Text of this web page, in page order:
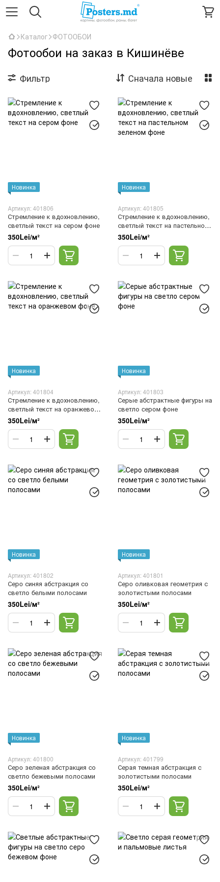
Каталог ФОТООБОИ
Фотообои на заказ в Кишинёве
Фильтр Сначала новые
Новинка
Артикул: 401806
Стремление к вдохновлению,
светлый текст на сером фоне
350Lei/м²
Новинка
Артикул: 401805
Стремление к вдохновлению,
светлый текст на пастельном
зеленом фоне
350Lei/м²
Новинка
Артикул: 401804
Стремление к вдохновлению,
светлый текст на оранжевом
фоне
350Lei/м²
Новинка
Артикул: 401803
Серые абстрактные фигуры на
светло сером фоне
350Lei/м²
Новинка
Артикул: 401802
Серо синяя абстракция со
светло белыми полосами
350Lei/м²
Новинка
Артикул: 401801
Серо оливковая геометрия с
золотистыми полосами
350Lei/м²
Новинка
Артикул: 401800
Серо зеленая абстракция со
светло бежевыми полосами
350Lei/м²
Новинка
Артикул: 401799
Серая темная абстракция с
золотистыми полосами
350Lei/м²